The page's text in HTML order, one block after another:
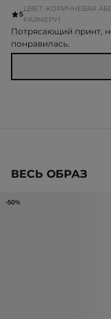
5
ЦВЕТ: КОРИЧНЕВАЯ
РАЗМЕРУ)
Потрясающий принт,
понравилась.
ВЕСЬ ОБРАЗ
-50%